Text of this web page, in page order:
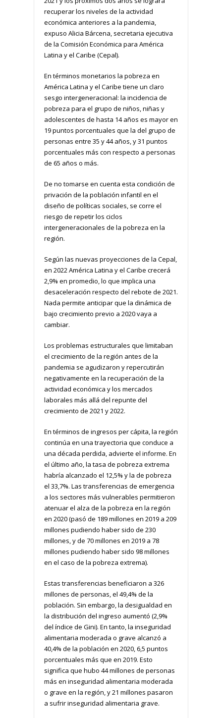
recuperar los niveles de la actividad
económica anteriores a la pandemia,
expuso Alicia Bárcena, secretaria ejecutiva
de la Comisión Económica para América
Latina y el Caribe (Cepal).
En términos monetarios la pobreza en
América Latina y el Caribe tiene un claro
sesgo intergeneracional: la incidencia de
pobreza para el grupo de niños, niñas y
adolescentes de hasta 14 años es mayor en
19 puntos porcentuales que la del grupo de
personas entre 35 y 44 años, y 31 puntos
porcentuales más con respecto a personas
de 65 años o más.
De no tomarse en cuenta esta condición de
privación de la población infantil en el
diseño de políticas sociales, se corre el
riesgo de repetir los ciclos
intergeneracionales de la pobreza en la
región.
Según las nuevas proyecciones de la Cepal,
en 2022 América Latina y el Caribe crecerá
2,9% en promedio, lo que implica una
desaceleración respecto del rebote de 2021.
Nada permite anticipar que la dinámica de
bajo crecimiento previo a 2020 vaya a
cambiar.
Los problemas estructurales que limitaban
el crecimiento de la región antes de la
pandemia se agudizaron y repercutirán
negativamente en la recuperación de la
actividad económica y los mercados
laborales más allá del repunte del
crecimiento de 2021 y 2022.
En términos de ingresos per cápita, la región
continúa en una trayectoria que conduce a
una década perdida, advierte el informe. En
el último año, la tasa de pobreza extrema
habría alcanzado el 12,5% y la de pobreza
el 33,7%. Las transferencias de emergencia
a los sectores más vulnerables permitieron
atenuar el alza de la pobreza en la región
en 2020 (pasó de 189 millones en 2019 a 209
millones pudiendo haber sido de 230
millones, y de 70 millones en 2019 a 78
millones pudiendo haber sido 98 millones
en el caso de la pobreza extrema).
Estas transferencias beneficiaron a 326
millones de personas, el 49,4% de la
población. Sin embargo, la desigualdad en
la distribución del ingreso aumentó (2,9%
del índice de Gini). En tanto, la inseguridad
alimentaria moderada o grave alcanzó a
40,4% de la población en 2020, 6,5 puntos
porcentuales más que en 2019. Esto
significa que hubo 44 millones de personas
más en inseguridad alimentaria moderada
o grave en la región, y 21 millones pasaron
a sufrir inseguridad alimentaria grave.